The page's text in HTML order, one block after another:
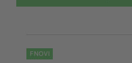
FNOVI